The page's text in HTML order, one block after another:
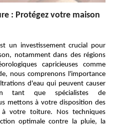
: Protégez votre maison
un investissement crucial pour
notamment dans des régions
capricieuses comme
nous comprenons l'importance
d'eau qui peuvent causer
tant que spécialistes de
mettons à votre disposition des
votre toiture. Nos techniques
optimale contre la pluie, la